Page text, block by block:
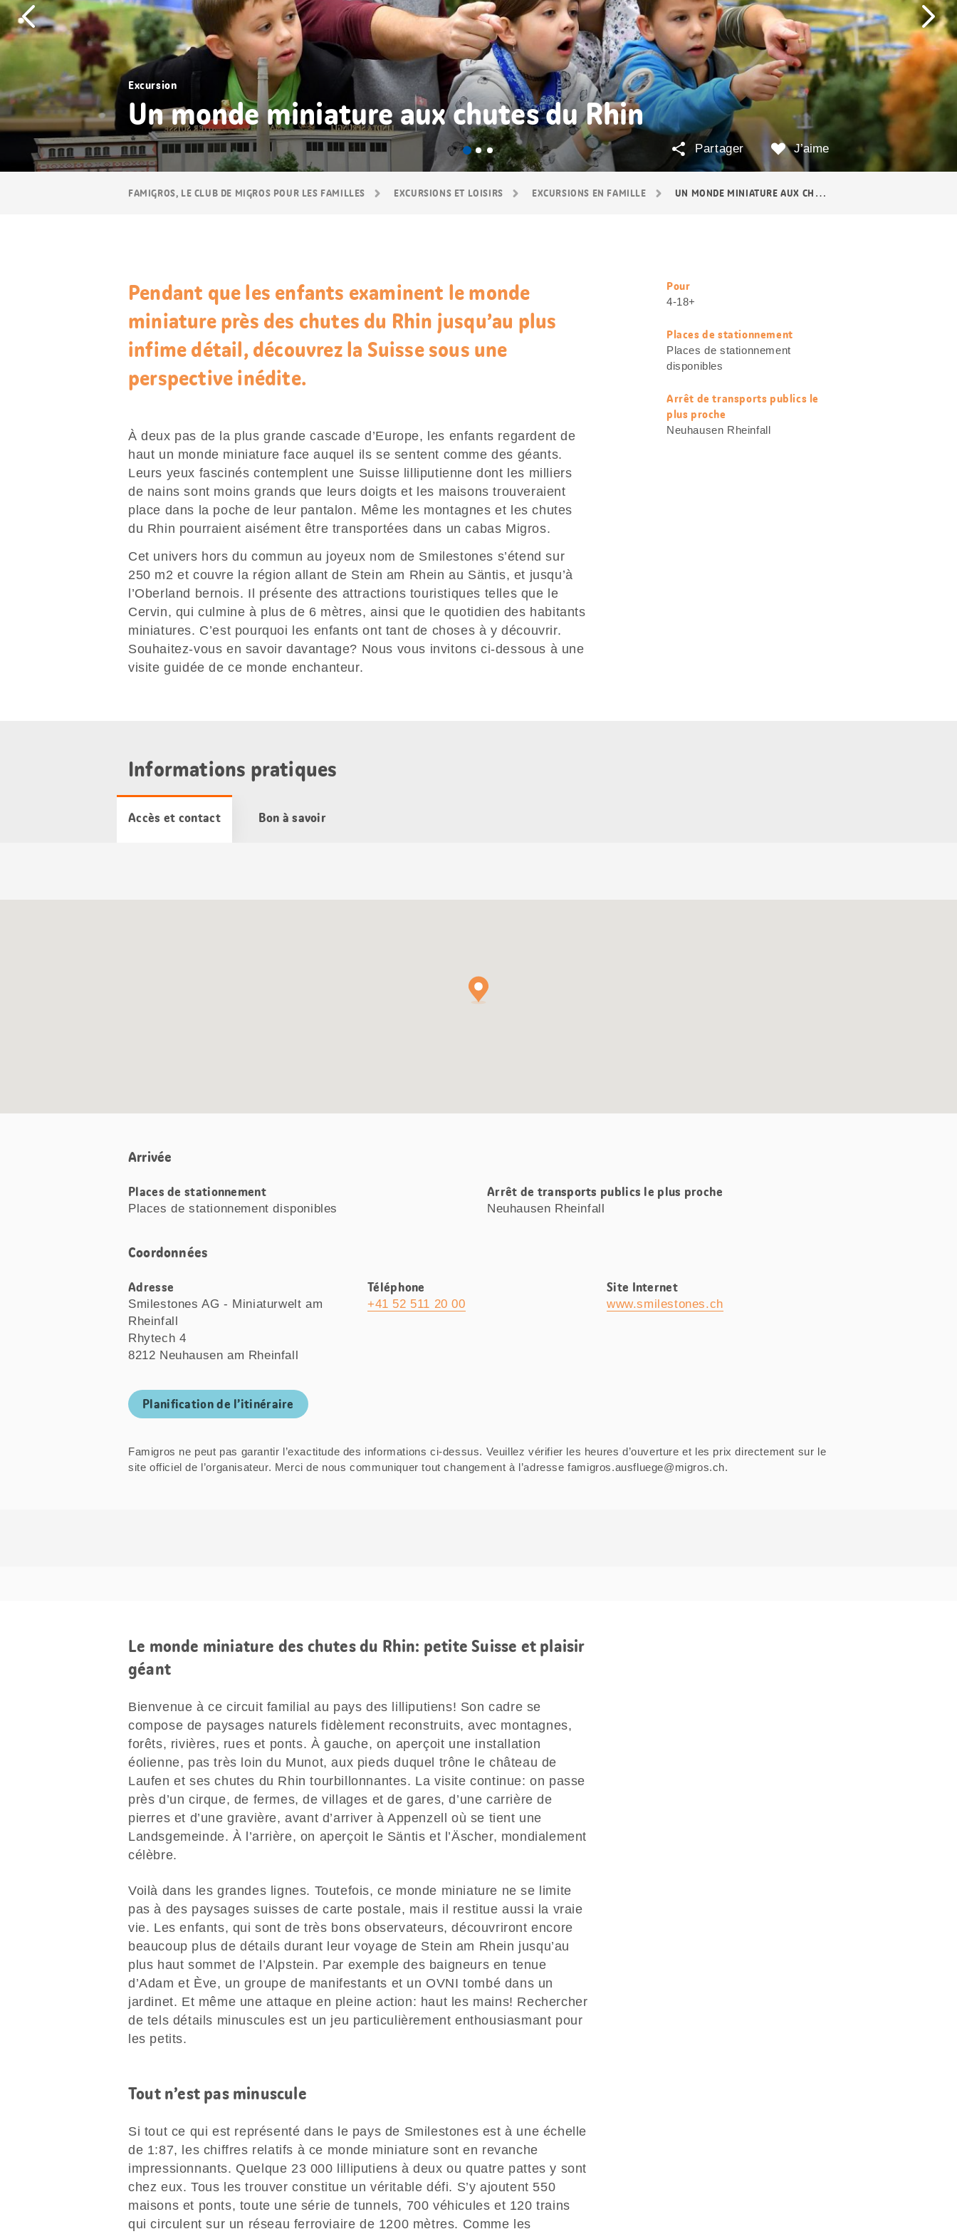
FAMIGROS, LE CLUB DE MIGROS POUR LES FAMILLES EXCURSIONS ET LOISIRS EXCURSIONS EN FAMILLE UN MONDE MINIATURE AUX CHUTES DU RHIN
Excursion
Un monde miniature aux chutes du Rhin
J’aime
Partager
Pendant que les enfants examinent le monde
miniature près des chutes du Rhin jusqu’au plus
infime détail, découvrez la Suisse sous une
perspective inédite.
À deux pas de la plus grande cascade d’Europe, les enfants regardent de
haut un monde miniature face auquel ils se sentent comme des géants.
Leurs yeux fascinés contemplent une Suisse lilliputienne dont les milliers
de nains sont moins grands que leurs doigts et les maisons trouveraient
place dans la poche de leur pantalon. Même les montagnes et les chutes
du Rhin pourraient aisément être transportées dans un cabas Migros.
Cet univers hors du commun au joyeux nom de Smilestones s’étend sur
250 m2 et couvre la région allant de Stein am Rhein au Säntis, et jusqu’à
l’Oberland bernois. Il présente des attractions touristiques telles que le
Cervin, qui culmine à plus de 6 mètres, ainsi que le quotidien des habitants
miniatures. C’est pourquoi les enfants ont tant de choses à y découvrir.
Souhaitez-vous en savoir davantage? Nous vous invitons ci-dessous à une
visite guidée de ce monde enchanteur.
Informations
utiles
Pour
4-18+
Places de stationnement
Places de stationnement
disponibles
Arrêt de transports publics le
plus proche
Neuhausen Rheinfall
Informations pratiques
Accès et contact Bon à savoir
Arrivée
Places de stationnement
Places de stationnement disponibles
Arrêt de transports publics le plus proche
Neuhausen Rheinfall
Coordonnées
Adresse
Smilestones AG - Miniaturwelt am
Rheinfall
Rhytech 4
8212 Neuhausen am Rheinfall
Téléphone
+41 52 511 20 00
Site Internet
www.smilestones.ch
Planification de l’itinéraire
Famigros ne peut pas garantir l’exactitude des informations ci-dessus. Veuillez vérifier les heures d’ouverture et les prix directement sur le
site officiel de l’organisateur. Merci de nous communiquer tout changement à l’adresse famigros.ausfluege@migros.ch.
Le monde miniature des chutes du Rhin: petite Suisse et plaisir
géant
Bienvenue à ce circuit familial au pays des lilliputiens! Son cadre se
compose de paysages naturels fidèlement reconstruits, avec montagnes,
forêts, rivières, rues et ponts. À gauche, on aperçoit une installation
éolienne, pas très loin du Munot, aux pieds duquel trône le château de
Laufen et ses chutes du Rhin tourbillonnantes. La visite continue: on passe
près d’un cirque, de fermes, de villages et de gares, d’une carrière de
pierres et d’une gravière, avant d’arriver à Appenzell où se tient une
Landsgemeinde. À l’arrière, on aperçoit le Säntis et l’Äscher, mondialement
célèbre.
Voilà dans les grandes lignes. Toutefois, ce monde miniature ne se limite
pas à des paysages suisses de carte postale, mais il restitue aussi la vraie
vie. Les enfants, qui sont de très bons observateurs, découvriront encore
beaucoup plus de détails durant leur voyage de Stein am Rhein jusqu’au
plus haut sommet de l’Alpstein. Par exemple des baigneurs en tenue
d’Adam et Ève, un groupe de manifestants et un OVNI tombé dans un
jardinet. Et même une attaque en pleine action: haut les mains! Rechercher
de tels détails minuscules est un jeu particulièrement enthousiasmant pour
les petits.
Tout n’est pas minuscule
Si tout ce qui est représenté dans le pays de Smilestones est à une échelle
de 1:87, les chiffres relatifs à ce monde miniature sont en revanche
impressionnants. Quelque 23 000 lilliputiens à deux ou quatre pattes y sont
chez eux. Tous les trouver constitue un véritable défi. S’y ajoutent 550
maisons et ponts, toute une série de tunnels, 700 véhicules et 120 trains
qui circulent sur un réseau ferroviaire de 1200 mètres. Comme les